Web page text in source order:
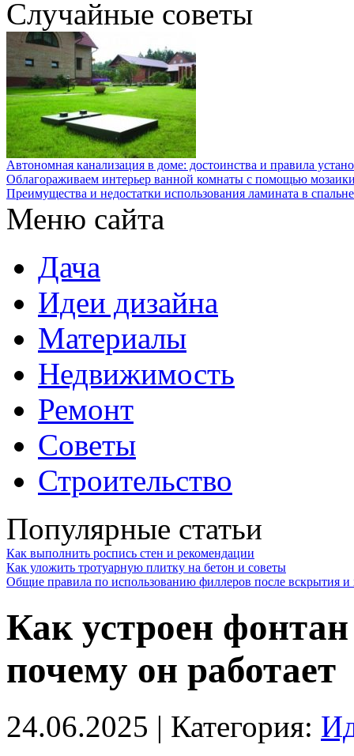
Случайные советы
Автономная канализация в доме: достоинства и правила
Облагораживаем интерьер ванной комнаты с помощью
Преимущества и недостатки использования ламината в спальне
Меню сайта
Дача
Идеи дизайна
Материалы
Недвижимость
Ремонт
Советы
Строительство
Популярные статьи
Как выполнить роспись стен и рекомендации
Как уложить тротуарную плитку на бетон и советы
Общие правила по использованию филлеров после вскрытия и
Как устроен
почему он работает
24.06.2025 | Категория: